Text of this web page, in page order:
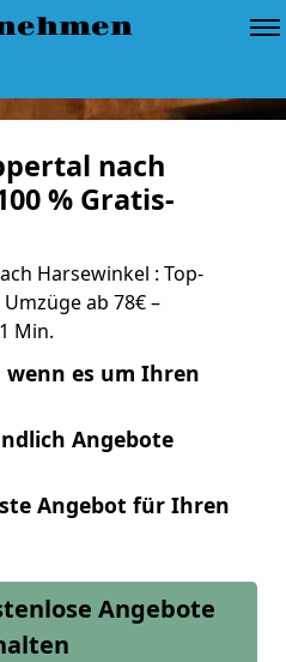
nach
% Gratis-
Harsewinkel : Top-
ab 78€ –
Min.
es um Ihren
Angebote
Angebot für Ihren
Angebote